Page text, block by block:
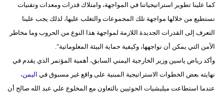
كما علينا تطوير استراتيجياتنا في المواجهة، وامتلاك قدرات ومعدات وتقنيات
نستطيع من خلالها مواجهة تلك المجموعات والتغلب عليها، لذلك يجب علينا
التعرف إلى القدرات الجديدة اللازمة لمواجهة هذا النوع من الحروب وما مخاطر
الأمن التي يمكن أن نواجهها، وكيفية حماية البيئة المعلوماتية".
وأكد رياض ياسين وزير الخارجية اليمني السابق، أهمية المؤتمر الذي يقدم في
نهايته بعض الخطوات الاستراتيجية المبنية على واقع غير مسبوق في اليمن،
عندما استطاعت ميليشيات الحوثيين بالتعاون مع المخلوع علي عبد الله صالح أن